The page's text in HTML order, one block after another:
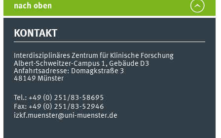
nach oben
KONTAKT
Interdisziplinäres Zentrum für Klinische Forschung
Albert-Schweitzer-Campus 1, Gebäude D3
Anfahrtsadresse: Domagkstraße 3
48149 Münster
Tel.:+49 (0) 251/83-58695
Fax:+49 (0) 251/83-52946
izkf.muenster@uni-muenster.de